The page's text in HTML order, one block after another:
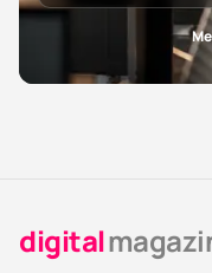
digital